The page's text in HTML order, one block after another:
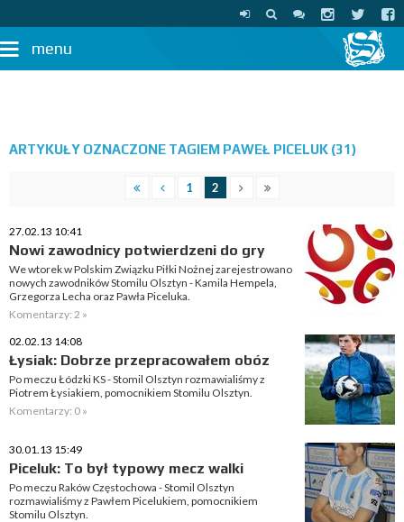
menu
ARTYKUŁY OZNACZONE TAGIEM PAWEŁ PICELUK (31)
1 2
27.02.13 10:41
Nowi zawodnicy potwierdzeni do gry
We wtorek w Polskim Związku Piłki Nożnej zarejestrowano
nowych zawodników Stomilu Olsztyn - Kamila Hempela,
Grzegorza Lecha oraz Pawła Piceluka.
Komentarzy: 2 »
02.02.13 14:08
Łysiak: Dobrze przepracowałem obóz
Po meczu Łódzki KS - Stomil Olsztyn rozmawialiśmy z
Piotrem Łysiakiem, pomocnikiem Stomilu Olsztyn.
Komentarzy: 0 »
30.01.13 15:49
Piceluk: To był typowy mecz walki
Po meczu Raków Częstochowa - Stomil Olsztyn
rozmawialiśmy z Pawłem Picelukiem, pomocnikiem
Stomilu Olsztyn.